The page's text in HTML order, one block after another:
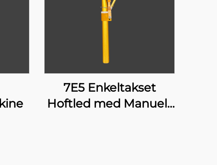
7E5 Enkeltakset
Hoftled med Manuelt